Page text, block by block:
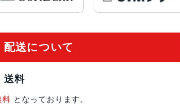
配送について
送料
料 となっております。